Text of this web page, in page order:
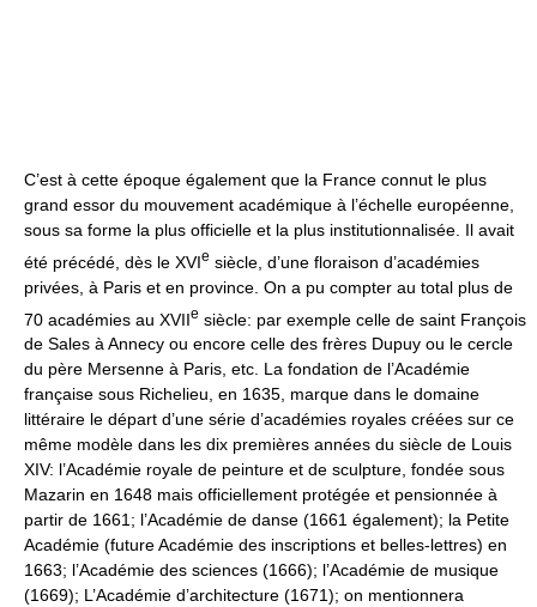
C’est à cette époque également que la France connut le plus
grand essor du mouvement académique à l’échelle européenne,
sous sa forme la plus officielle et la plus institutionnalisée. Il avait
été précédé, dès le XVIe siècle, d’une floraison d’académies
privées, à Paris et en province. On a pu compter au total plus de
70 académies au XVIIe siècle: par exemple celle de saint François
de Sales à Annecy ou encore celle des frères Dupuy ou le cercle
du père Mersenne à Paris, etc. La fondation de l’Académie
française sous Richelieu, en 1635, marque dans le domaine
littéraire le départ d’une série d’académies royales créées sur ce
même modèle dans les dix premières années du siècle de Louis
XIV: l’Académie royale de peinture et de sculpture, fondée sous
Mazarin en 1648 mais officiellement protégée et pensionnée à
partir de 1661; l’Académie de danse (1661 également); la Petite
Académie (future Académie des inscriptions et belles-lettres) en
1663; l’Académie des sciences (1666); l’Académie de musique
(1669); L’Académie d’architecture (1671); on mentionnera